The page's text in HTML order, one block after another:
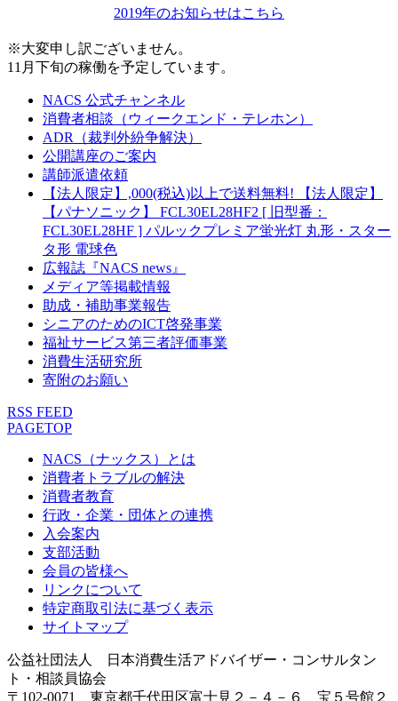
2019年のお知らせはこちら
※大変申し訳ございません。
11月下旬の稼働を予定しています。
NACS 公式チャンネル
消費者相談（ウィークエンド・テレホン）
ADR（裁判外紛争解決）
公開講座のご案内
講師派遣依頼
【法人限定】,000(税込)以上で送料無料! 【法人限定】
【パナソニック】 FCL30EL28HF2 [ 旧型番：
FCL30EL28HF ] パルックプレミア蛍光灯 丸形・スター
タ形 電球色
広報誌『NACS news』
メディア等掲載情報
助成・補助事業報告
シニアのためのICT啓発事業
福祉サービス第三者評価事業
消費生活研究所
寄附のお願い
RSS FEED
PAGETOP
NACS（ナックス）とは
消費者トラブルの解決
消費者教育
行政・企業・団体との連携
入会案内
支部活動
会員の皆様へ
リンクについて
特定商取引法に基づく表示
サイトマップ
公益社団法人 日本消費生活アドバイザー・コンサルタン
ト・相談員協会
〒102-0071 東京都千代田区富士見２－４－６ 宝５号館２